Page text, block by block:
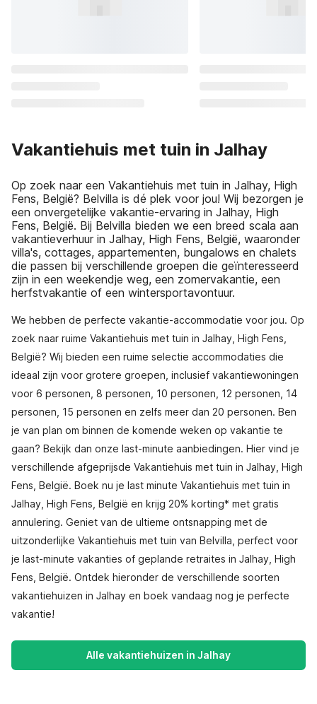
Vakantiehuis met tuin in Jalhay
Op zoek naar een Vakantiehuis met tuin in Jalhay, High
Fens, België? Belvilla is dé plek voor jou! Wij bezorgen je
een onvergetelijke vakantie-ervaring in Jalhay, High
Fens, België. Bij Belvilla bieden we een breed scala aan
vakantieverhuur in Jalhay, High Fens, België, waaronder
villa's, cottages, appartementen, bungalows en chalets
die passen bij verschillende groepen die geïnteresseerd
zijn in een weekendje weg, een zomervakantie, een
herfstvakantie of een wintersportavontuur.
We hebben de perfecte vakantie-accommodatie voor jou. Op
zoek naar ruime Vakantiehuis met tuin in Jalhay, High Fens,
België? Wij bieden een ruime selectie accommodaties die
ideaal zijn voor grotere groepen, inclusief vakantiewoningen
voor 6 personen, 8 personen, 10 personen, 12 personen, 14
personen, 15 personen en zelfs meer dan 20 personen. Ben
je van plan om binnen de komende weken op vakantie te
gaan? Bekijk dan onze last-minute aanbiedingen. Hier vind je
verschillende afgeprijsde Vakantiehuis met tuin in Jalhay, High
Fens, België. Boek nu je last minute Vakantiehuis met tuin in
Jalhay, High Fens, België en krijg 20% korting* met gratis
annulering. Geniet van de ultieme ontsnapping met de
uitzonderlijke Vakantiehuis met tuin van Belvilla, perfect voor
je last-minute vakanties of geplande retraites in Jalhay, High
Fens, België. Ontdek hieronder de verschillende soorten
vakantiehuizen in Jalhay en boek vandaag nog je perfecte
vakantie!
Alle vakantiehuizen in Jalhay